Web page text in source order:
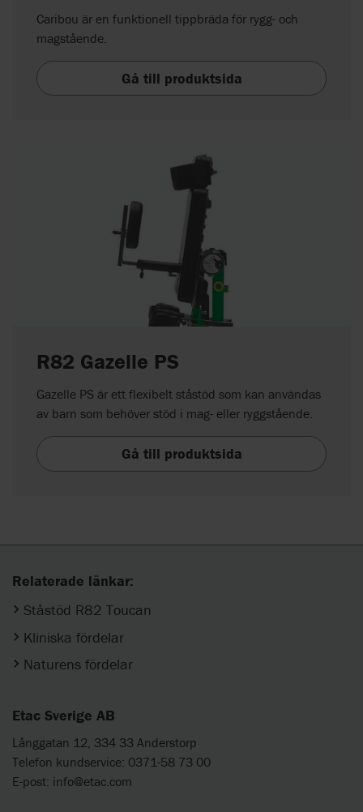
Caribou är en funktionell tippbräda för rygg- och
magstående.
Gå till produktsida
R82 Gazelle PS
Gazelle PS är ett flexibelt ståstöd som kan användas
av barn som behöver stöd i mag- eller ryggstående.
Gå till produktsida
Relaterade länkar:
Ståstöd R82 Toucan
Kliniska fördelar
Naturens fördelar
Etac Sverige AB
Långgatan 12, 334 33 Anderstorp
Telefon kundservice: 0371-58 73 00
E-post: info@etac.com